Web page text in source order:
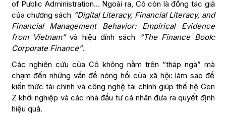
of Public Administration… Ngoài ra, Cô còn là đồng tác giả
của chương sách “Digital Literacy, Financial Literacy, and
Financial Management Behavior: Empirical Evidence
from Vietnam”và hiệu đính sách
“The Finance Book:
Corporate Finance”.
Các nghiên cứu của Cô không nằm trên “tháp ngà” mà
chạm đến những vấn đề nóng hổi của xã hội: làm sao để
kiến thức tài chính và công nghệ tài chính giúp thế hệ Gen
Z khởi nghiệp và các nhà đầu tư cá nhân đưa ra quyết định
hiệu quả.